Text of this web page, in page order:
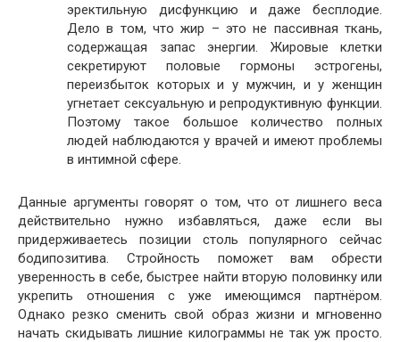
эректильную дисфункцию и даже бесплодие.
Дело в том, что жир – это не пассивная ткань,
содержащая запас энергии. Жировые клетки
секретируют половые гормоны эстрогены,
переизбыток которых и у мужчин, и у женщин
угнетает сексуальную и репродуктивную функции.
Поэтому такое большое количество полных
людей наблюдаются у врачей и имеют проблемы
в интимной сфере.
Данные аргументы говорят о том, что от лишнего веса
действительно нужно избавляться, даже если вы
придерживаетесь позиции столь популярного сейчас
бодипозитива. Стройность поможет вам обрести
уверенность в себе, быстрее найти вторую половинку или
укрепить отношения с уже имеющимся партнёром.
Однако резко сменить свой образ жизни и мгновенно
начать скидывать лишние килограммы не так уж просто.